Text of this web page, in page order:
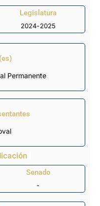
Legislatura
2024-2025
Permanente
Senado
-